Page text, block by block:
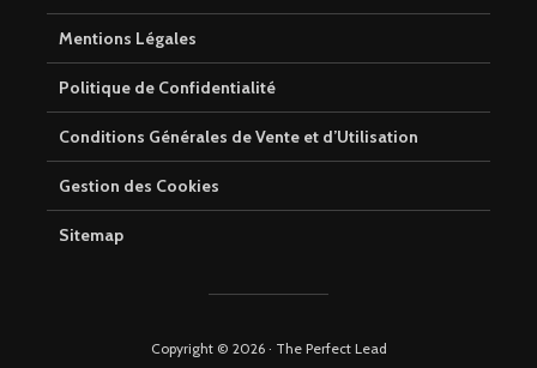
Mentions Légales
Politique de Confidentialité
Conditions Générales de Vente et d’Utilisation
Gestion des Cookies
Sitemap
Copyright © 2026 · The Perfect Lead